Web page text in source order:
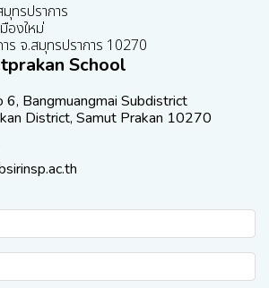
ทรปราการ
องใหม่
ร จ.สมุทรปราการ 10270
School
Bangmuangmai Subdistrict
District, Samut Prakan 10270